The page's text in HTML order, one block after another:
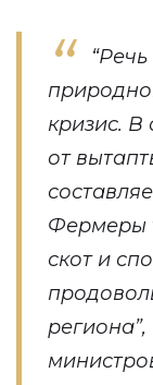
кризис. В
от
Фермеры
скот и